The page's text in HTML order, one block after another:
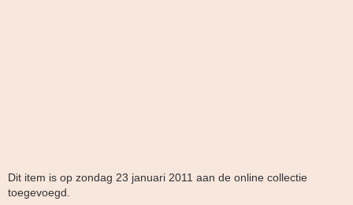
Dit item is op zondag 23 januari 2011 aan de online collectie
toegevoegd.